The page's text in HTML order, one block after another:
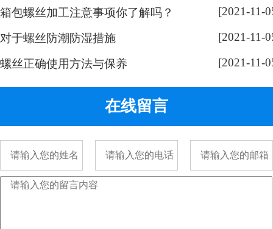
下： 手表螺丝属于精密螺丝，之所
工方式决定的。手表精密螺丝，是
采用车加工出来的，头部...
箱包螺丝加工注意事项你了解吗？ [2021-11-
对于螺丝防潮防湿措施 [2021-11-
螺丝正确使用方法与保养 [2021-11-
在线留言